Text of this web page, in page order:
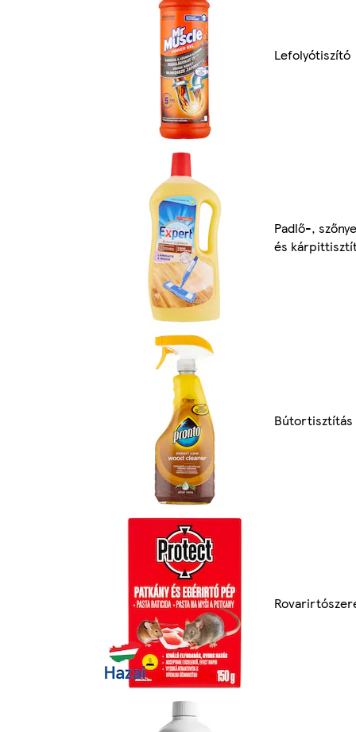
Lefolyótiszító
Padlő-,
és
Bútortisztítás